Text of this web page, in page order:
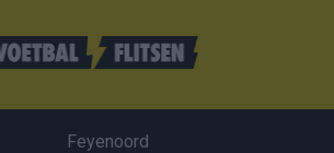
Feyenoord